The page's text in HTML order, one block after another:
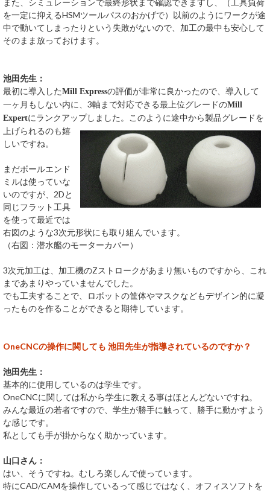
を一定に抑えるHSMツールパスのおかげで）以前のようにワークが途
中で動いてしまったりという失敗がないので、加工の最中も安心して
そのまま放っておけます。
池田先生：
最初に導入したMill Expressの評価が非常に良かったので、導入して
一ヶ月もしない内に、3軸まで対応できる最上位グレードのMill
Expertにランクアップしました。
このように途中から製品グレードを
上げられるのも嬉
しいですね。
まだボールエンド
ミルは使っていな
いのですが、2Dと
同じフラット工具
を使って最近では
右図のような3次元形状にも取り組んでいます。
（右図：潜水艦のモーターカバー）
3次元加工は、加工機のZストロークがあまり無いものですから、これ
まであまりやっていませんでした。
でも工夫することで、ロボットの筐体やマスクなどもデザイン的に凝
ったものを作ることができると期待しています。
OneCNCの操作に関しても 池田先生が指導されているのですか？
池田先生：
基本的に使用しているのは学生です。
OneCNCに関しては私から学生に教える事はほとんどないですね。
みんな最近の若者ですので、学生が勝手に触って、勝手に動かすよう
な感じです。
私としても手が掛からなく助かっています。
山口さん：
はい、そうですね。むしろ楽しんで使っています。
特にCAD/CAMを操作しているって感じではなく、オフィスソフトを